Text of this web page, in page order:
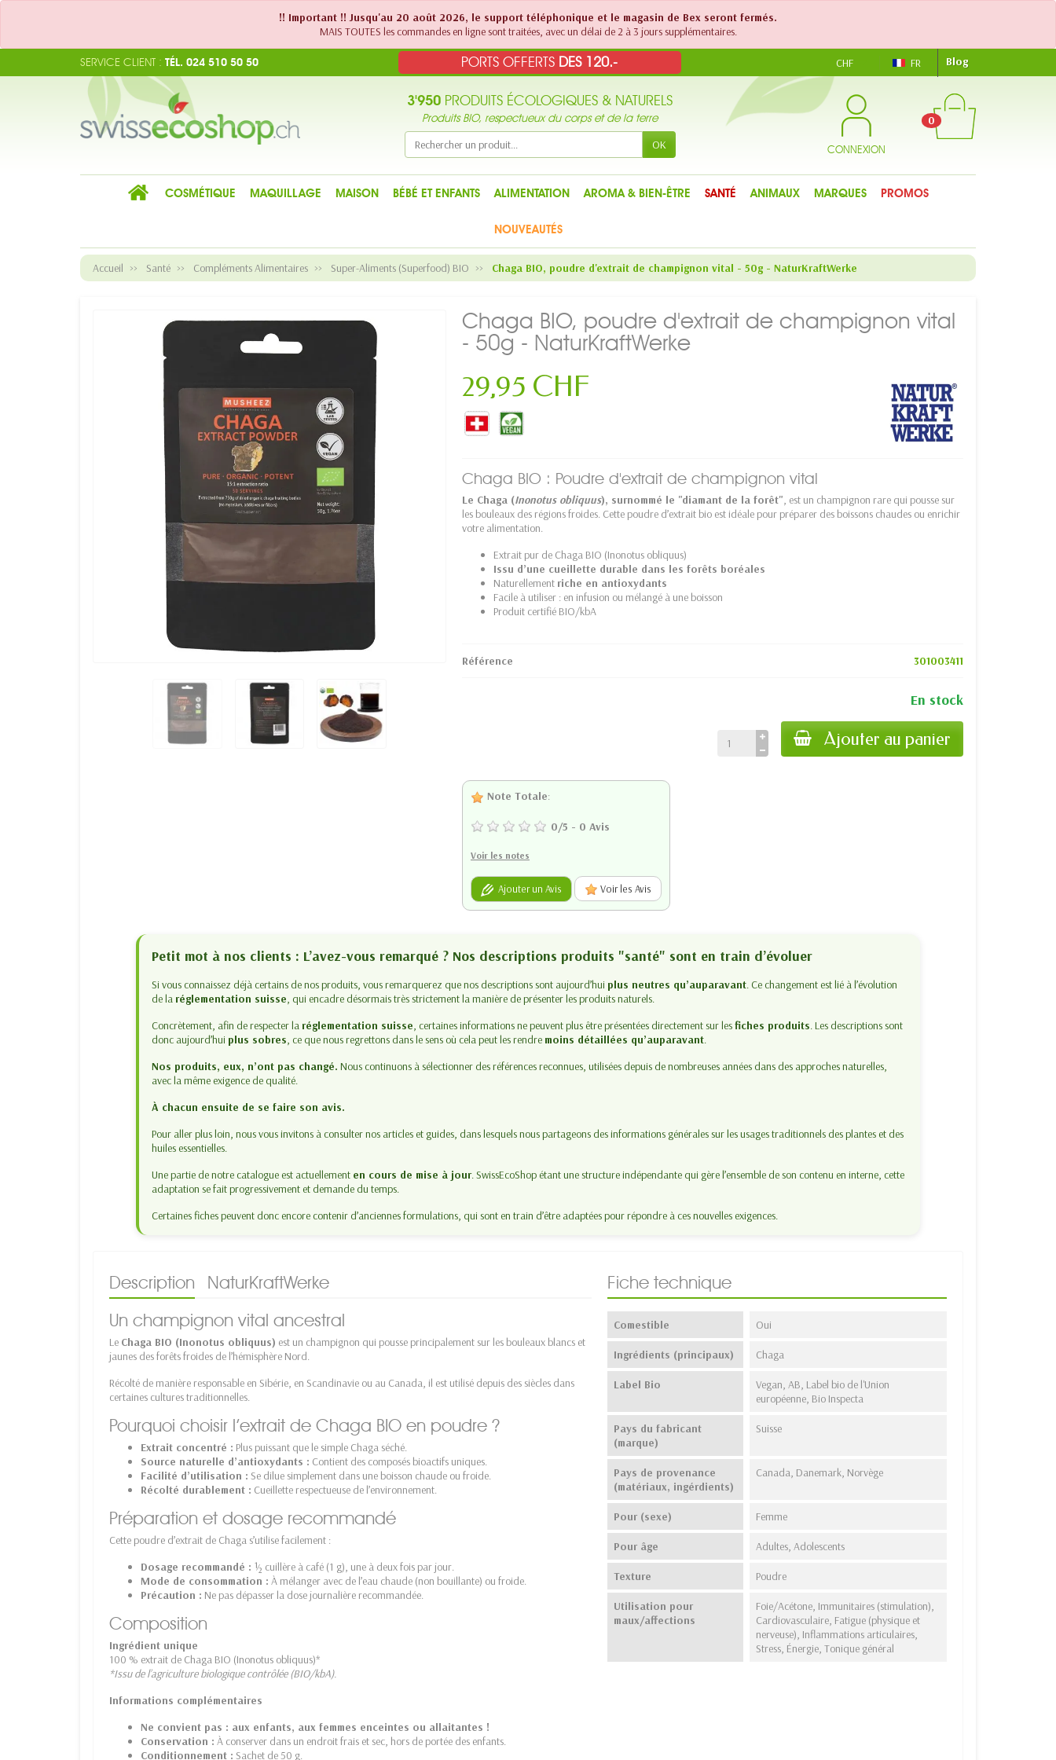
!! Important !! Jusqu'au 20 août 2026, le support téléphonique et le magasin de Bex seront fermés.
MAIS TOUTES les commandes en ligne sont traitées, avec un délai de 2 à 3 jours supplémentaires.
PORTS OFFERTS DES 120.-
SERVICE CLIENT : TÉL. 024 510 50 50 CHF FR Blog
3'950 PRODUITS ÉCOLOGIQUES & NATURELS
Produits BIO, respectueux du corps et de la terre
OK CONNEXION
0
COSMÉTIQUE MAQUILLAGE MAISON BÉBÉ ET ENFANTS ALIMENTATION AROMA & BIEN-ÊTRE SANTÉ ANIMAUX MARQUES PROMOS
NOUVEAUTÉS
Accueil Santé Compléments Alimentaires Super-Aliments (Superfood) BIO Chaga BIO, poudre d'extrait de champignon vital - 50g - NaturKraftWerke
Chaga BIO, poudre d'extrait de champignon vital
- 50g - NaturKraftWerke
29,95 CHF
Chaga BIO : Poudre d'extrait de champignon vital
Le Chaga (Inonotus obliquus), surnommé le "diamant de la forêt", est un champignon rare qui pousse sur
les bouleaux des régions froides. Cette poudre d’extrait bio est idéale pour préparer des boissons chaudes ou enrichir
votre alimentation.
Extrait pur de Chaga BIO (Inonotus obliquus)
Issu d’une cueillette durable dans les forêts boréales
Naturellement riche en antioxydants
Facile à utiliser : en infusion ou mélangé à une boisson
Produit certifié BIO/kbA
Référence 301003411
En stock
Ajouter au panier
Note Totale:
0/5 - 0 Avis
Voir les notes
Ajouter un Avis Voir les Avis
Petit mot à nos clients : L’avez-vous remarqué ? Nos descriptions produits "santé" sont en train d’évoluer
Si vous connaissez déjà certains de nos produits, vous remarquerez que nos descriptions sont aujourd’hui plus neutres qu’auparavant. Ce changement est lié à l’évolution
de la réglementation suisse , qui encadre désormais très strictement la manière de présenter les produits naturels.
Concrètement, afin de respecter la réglementation suisse , certaines informations ne peuvent plus être présentées directement sur lesfiches produits. Les descriptions sont
donc aujourd’hui plus sobres , ce que nous regrettons dans le sens où cela peut les rendre moins détaillées qu’auparavant.
Nos produits, eux, n’ont pas changé. Nous continuons à sélectionner des références reconnues, utilisées depuis de nombreuses années dans des approches naturelles,
avec la même exigence de qualité.
À chacun ensuite de se faire son avis.
Pour aller plus loin, nous vous invitons à consulter nos articles et guides, dans lesquels nous partageons des informations générales sur les usages traditionnels des plantes et des
huiles essentielles.
Une partie de notre catalogue est actuellement en cours de mise à jour. SwissEcoShop étant une structure indépendante qui gère l’ensemble de son contenu en interne, cette
adaptation se fait progressivement et demande du temps.
Certaines fiches peuvent donc encore contenir d’anciennes formulations, qui sont en train d’être adaptées pour répondre à ces nouvelles exigences.
Description
NaturKraftWerke
Un champignon vital ancestral
Le Chaga BIO (Inonotus obliquus) est un champignon qui pousse principalement sur les bouleaux blancs et
jaunes des forêts froides de l’hémisphère Nord.
Récolté de manière responsable en Sibérie, en Scandinavie ou au Canada, il est utilisé depuis des siècles dans
certaines cultures traditionnelles.
Pourquoi choisir l’extrait de Chaga BIO en poudre ?
Extrait concentré : Plus puissant que le simple Chaga séché.
Source naturelle d’antioxydants : Contient des composés bioactifs uniques.
Facilité d’utilisation : Se dilue simplement dans une boisson chaude ou froide.
Récolté durablement : Cueillette respectueuse de l’environnement.
Préparation et dosage recommandé
Cette poudre d’extrait de Chaga s’utilise facilement :
Dosage recommandé : ½ cuillère à café (1 g), une à deux fois par jour.
Mode de consommation : À mélanger avec de l’eau chaude (non bouillante) ou froide.
Précaution : Ne pas dépasser la dose journalière recommandée.
Composition
Ingrédient unique
100 % extrait de Chaga BIO (Inonotus obliquus)*
*Issu de l’agriculture biologique contrôlée (BIO/kbA).
Informations complémentaires
Ne convient pas : aux enfants, aux femmes enceintes ou allaitantes !
Conservation : À conserver dans un endroit frais et sec, hors de portée des enfants.
Conditionnement : Sachet de 50 g.
Fiche technique
Comestible Oui
Ingrédients (principaux) Chaga
Label Bio
Vegan, AB, Label bio de l'Union
européenne, Bio Inspecta
Pays du fabricant
(marque)
Suisse
Pays de provenance
(matériaux, ingérdients)
Canada, Danemark, Norvège
Pour (sexe) Femme
Pour âge Adultes, Adolescents
Texture Poudre
Utilisation pour
maux/affections
Foie/Acétone, Immunitaires (stimulation),
Cardiovasculaire, Fatigue (physique et
nerveuse), Inflammations articulaires,
Stress, Énergie, Tonique général